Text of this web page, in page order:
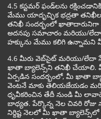
4.5 కస్టమర్ ఫండ్‌లను
మేము యాదృచ్ఛిక భద్రతా
తనిఖీ సందర్భంలో ఖాతాదారునిగా మీ
అదనపు సమాచారం మరియు/లేదా
హక్కును మేము కలిగి ఉన్నామని
4.6 మీరు వెబ్‌సైట్ మరియు/లేదా
ఖాతా బ్యాలెన్స్‌ని తనిఖీ చేయాలి.
ఏర్పడిన సందర్భంలో, మీ ఖాతా
వెంటనే మాకు తెలియజేయడం
ధృవీకరించిన తేదీ నుండి మీ
బాధ్యత. పేర్కొన్న నెల చివరి రోజు
నిర్దిష్ట నెలలో మీ ఖాతా